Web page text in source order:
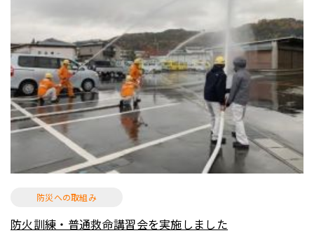
防災への取組み
防火訓練・普通救命講習会を実施しました